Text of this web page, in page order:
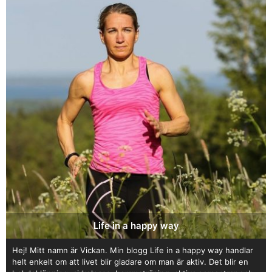
Life in a happy way
Hej! Mitt namn är Vickan. Min blogg Life in a happy way handlar
helt enkelt om att livet blir gladare om man är aktiv. Det blir en